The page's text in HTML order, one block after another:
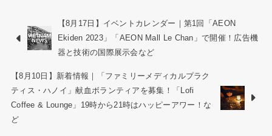
【8月17日】イベントカレンダー｜第1回「AEON
Ekiden 2023」「AEON Mall Le Chan」で開催！広告機
器と技術の国際展示会など
【8月10日】新着情報｜「ファミリーメディカルプラク
ティス・ハノイ」献血ボランティアを募集！「Lofi
Coffee & Lounge」19時から21時はハッピーアワー！な
ど